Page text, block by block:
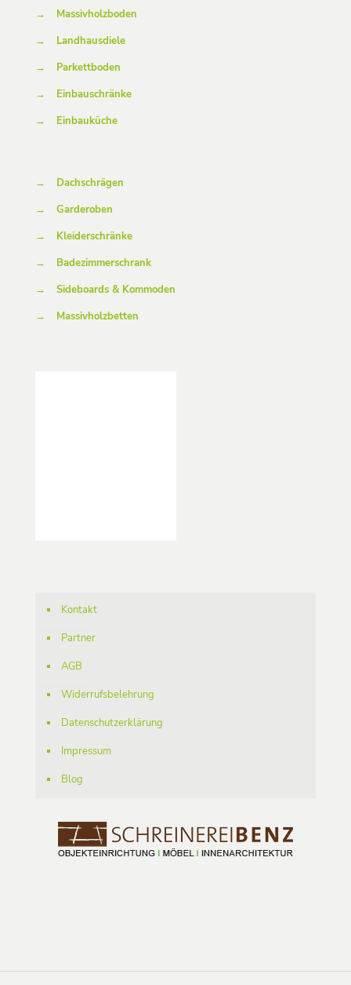
→
Massivholzboden
→
Landhausdiele
→
Parkettboden
→
Einbauschränke
→
Einbauküche
→
Dachschrägen
→
Garderoben
→
Kleiderschränke
→
Badezimmerschrank
→
Sideboards & Kommoden
→
Massivholzbetten
Kontakt
Partner
AGB
Widerrufsbelehrung
Datenschutzerklärung
Impressum
Blog